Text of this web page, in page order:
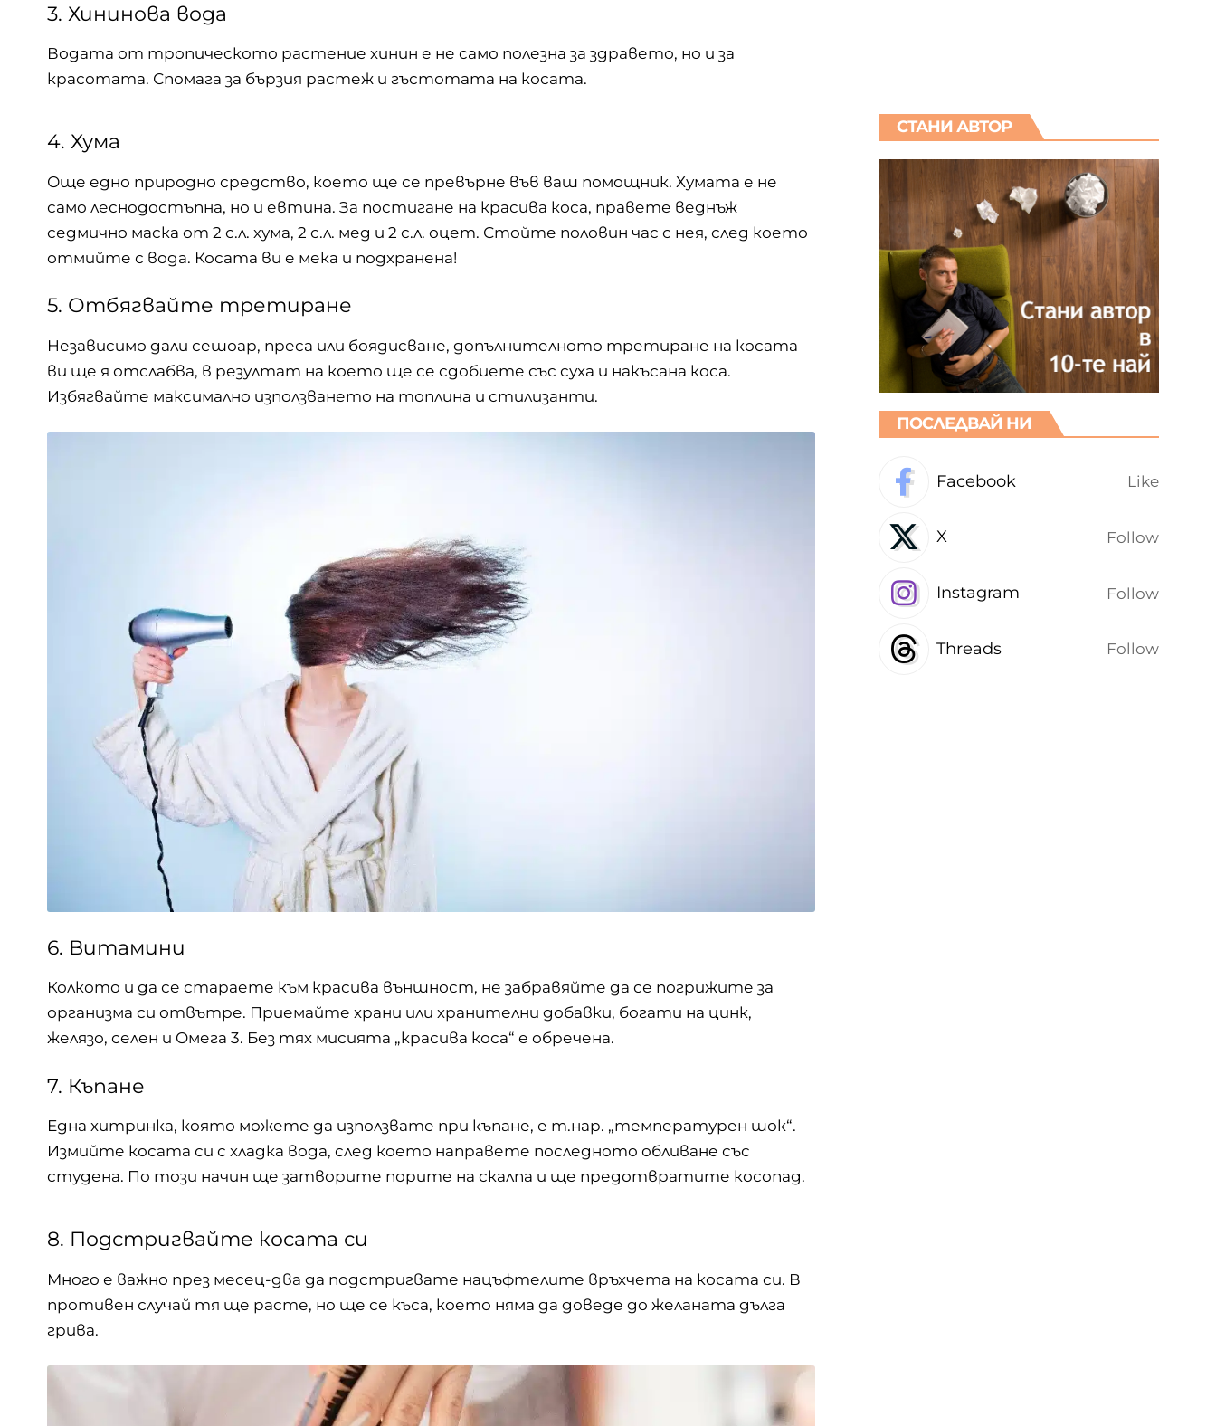
3. Хининова вода
Водата от тропическото растение хинин е не само полезна за здравето, но и за
красотата. Спомага за бързия растеж и гъстотата на косата.
4. Хума
Още едно природно средство, което ще се превърне във ваш помощник. Хумата е не
само леснодостъпна, но и евтина. За постигане на красива коса, правете веднъж
седмично маска от 2 с.л. хума, 2 с.л. мед и 2 с.л. оцет. Стойте половин час с нея, след което
отмийте с вода. Косата ви е мека и подхранена!
5. Отбягвайте третиране
Независимо дали сешоар, преса или боядисване, допълнителното третиране на косата
ви ще я отслабва, в резултат на което ще се сдобиете със суха и накъсана коса.
Избягвайте максимално използването на топлина и стилизанти.
6. Витамини
Колкото и да се стараете към красива външност, не забравяйте да се погрижите за
организма си отвътре. Приемайте храни или хранителни добавки, богати на цинк,
желязо, селен и Oмега 3. Без тях мисията „красива коса“ е обречена.
7. Къпане
Една хитринка, която можете да използвате при къпане, е т.нар. „температурен шок“.
Измийте косата си с хладка вода, след което направете последното обливане със
студена. По този начин ще затворите порите на скалпа и ще предотвратите косопад.
8. Подстригвайте косата си
Много е важно през месец-два да подстригвате нацъфтелите връхчета на косата си. В
противен случай тя ще расте, но ще се къса, което няма да доведе до желаната дълга
грива.
СТАНИ АВТОР
ПОСЛЕДВАЙ НИ
Facebook Like
X Follow
Instagram Follow
Threads Follow